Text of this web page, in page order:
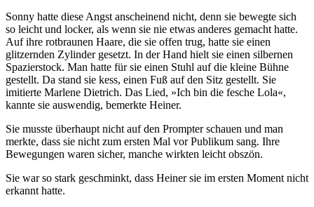
Sonny hatte diese Angst anscheinend nicht, denn sie bewegte sich
so leicht und locker, als wenn sie nie etwas anderes gemacht hatte.
Auf ihre rotbraunen Haare, die sie offen trug, hatte sie einen
glitzernden Zylinder gesetzt. In der Hand hielt sie einen silbernen
Spazierstock. Man hatte für sie einen Stuhl auf die kleine Bühne
gestellt. Da stand sie kess, einen Fuß auf den Sitz gestellt. Sie
imitierte Marlene Dietrich. Das Lied, »Ich bin die fesche Lola«,
kannte sie auswendig, bemerkte Heiner.
Sie musste überhaupt nicht auf den Prompter schauen und man
merkte, dass sie nicht zum ersten Mal vor Publikum sang. Ihre
Bewegungen waren sicher, manche wirkten leicht obszön.
Sie war so stark geschminkt, dass Heiner sie im ersten Moment nicht
erkannt hatte.